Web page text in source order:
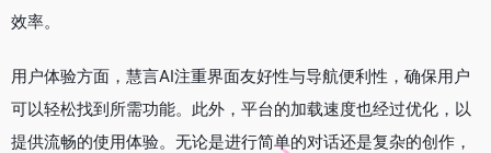
效率。
用户体验方面，慧言AI注重界面友好性与导航便利性，确保用户
可以轻松找到所需功能。此外，平台的加载速度也经过优化，以
提供流畅的使用体验。无论是进行简单的对话还是复杂的创作，